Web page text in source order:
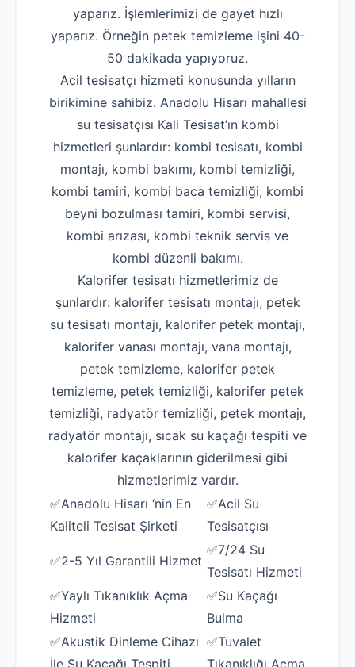
yaparız. İşlemlerimizi de gayet hızlı
yaparız. Örneğin petek temizleme işini 40-
50 dakikada yapıyoruz.
Acil tesisatçı hizmeti konusunda yılların
birikimine sahibiz. Anadolu Hisarı mahallesi
su tesisatçısı Kali Tesisat’ın kombi
hizmetleri şunlardır: kombi tesisatı, kombi
montajı, kombi bakımı, kombi temizliği,
kombi tamiri, kombi baca temizliği, kombi
beyni bozulması tamiri, kombi servisi,
kombi arızası, kombi teknik servis ve
kombi düzenli bakımı.
Kalorifer tesisatı hizmetlerimiz de
şunlardır: kalorifer tesisatı montajı, petek
su tesisatı montajı, kalorifer petek montajı,
kalorifer vanası montajı, vana montajı,
petek temizleme, kalorifer petek
temizleme, petek temizliği, kalorifer petek
temizliği, radyatör temizliği, petek montajı,
radyatör montajı, sıcak su kaçağı tespiti ve
kalorifer kaçaklarının giderilmesi gibi
hizmetlerimiz vardır.
✅Anadolu Hisarı ‘nin En
Kaliteli Tesisat Şirketi
✅Acil Su
Tesisatçısı
✅2-5 Yıl Garantili Hizmet
✅7/24 Su
Tesisatı Hizmeti
✅Yaylı Tıkanıklık Açma
Hizmeti
✅Su Kaçağı
Bulma
✅Akustik Dinleme Cihazı
İle Su Kaçağı Tespiti
✅Tuvalet
Tıkanıklığı Açma